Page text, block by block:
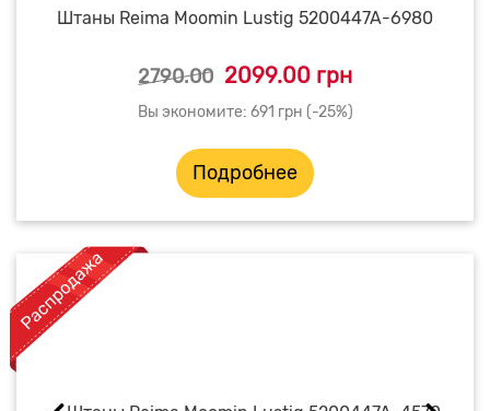
Штаны Reima Moomin Lustig 5200447A-6980
2790.00 2099.00 грн
Вы экономите: 691 грн (-25%)
Подробнее